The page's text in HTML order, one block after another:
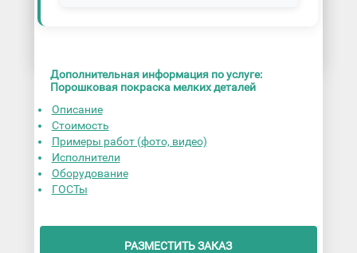
Дополнительная информация по услуге:
Порошковая покраска мелких деталей
Описание
Стоимость
Примеры работ (фото, видео)
Исполнители
Оборудование
ГОСТы
РАЗМЕСТИТЬ ЗАКАЗ